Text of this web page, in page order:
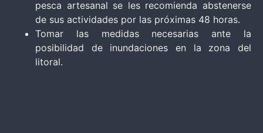
pesca artesanal se les recomienda abstenerse
de sus actividades por las próximas 48 horas.
Tomar las medidas necesarias ante la
posibilidad de inundaciones en la zona del
litoral.